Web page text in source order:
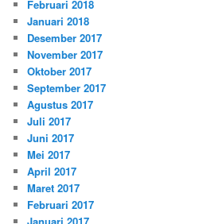
Februari 2018
Januari 2018
Desember 2017
November 2017
Oktober 2017
September 2017
Agustus 2017
Juli 2017
Juni 2017
Mei 2017
April 2017
Maret 2017
Februari 2017
Januari 2017